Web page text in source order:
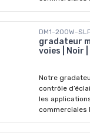
voies et offre
la puissance
Idéal pour
DM1-200W-
gradateur mural
voies | Noir |
Notre
contrôle
les
commerciales